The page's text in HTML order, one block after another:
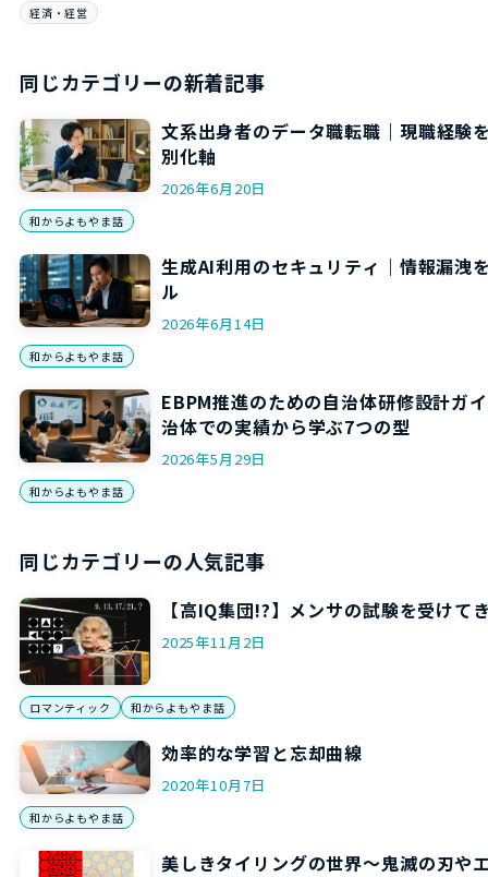
経済・経営
同じカテゴリーの新着記事
文系出身者のデータ職転職｜現職経験
別化軸
2026年6月20日
和からよもやま話
生成AI利用のセキュリティ｜情報漏洩
ル
2026年6月14日
和からよもやま話
EBPM推進のための自治体研修設計ガ
治体での実績から学ぶ7つの型
2026年5月29日
和からよもやま話
同じカテゴリーの人気記事
【高IQ集団!?】メンサの試験を受けて
2025年11月2日
ロマンティック 和からよもやま話
効率的な学習と忘却曲線
2020年10月7日
和からよもやま話
美しきタイリングの世界～鬼滅の刃や